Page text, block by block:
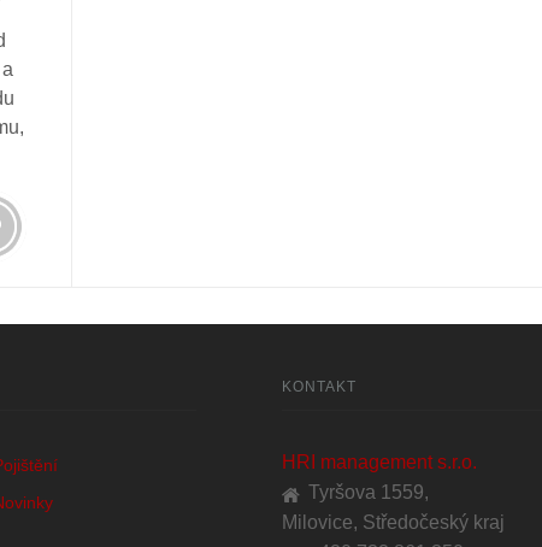
KONTAKT
HRI management s.r.o.
Tyršova 1559,
Milovice, Středočeský kraj